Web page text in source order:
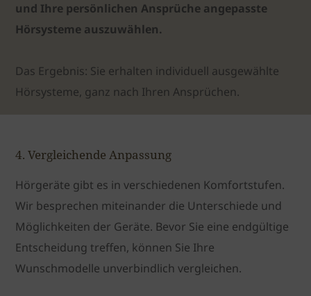
und Ihre persönlichen Ansprüche angepasste
Hörsysteme auszuwählen.
Das Ergebnis: Sie erhalten individuell ausgewählte
Hörsysteme, ganz nach Ihren Ansprüchen.
4. Vergleichende Anpassung
Hörgeräte gibt es in verschiedenen Komfortstufen.
Wir besprechen miteinander die Unterschiede und
Möglichkeiten der Geräte. Bevor Sie eine endgültige
Entscheidung treffen, können Sie Ihre
Wunschmodelle unverbindlich vergleichen.